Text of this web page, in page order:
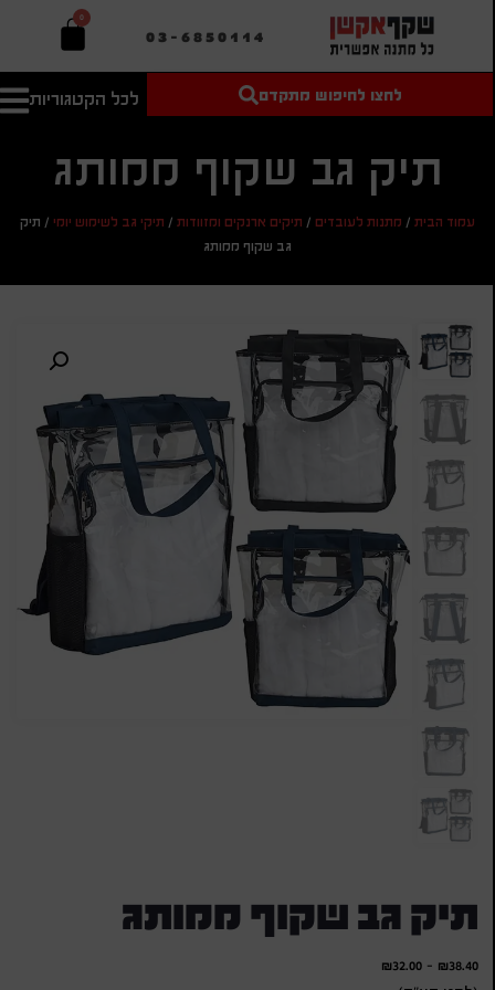
03-6850114
0
לכל הקטגוריות
טקסט חופשי
מחיר מיני'
חיפוש
אישית
לחצו לחיפוש מתקדם
תיק גב שקוף ממותג
עמוד הבית/ מתנות לעובדים/ תיקים ארנקים ומזוודות/ תיקי גב לשימוש יומי/ תיק
גב שקוף ממותג
תיק גב שקוף ממותג
₪38.40
-
₪32.00